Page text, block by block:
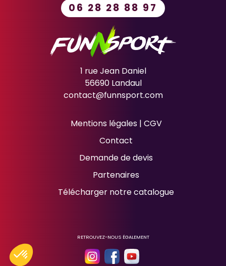
06 28 28 88 97
1 rue Jean Daniel
56690 Landaul
contact@funnsport.com
Mentions légales| CGV
Contact
Demande de devis
Partenaires
Télécharger notre catalogue
RETROUVEZ-NOUS ÉGALEMENT